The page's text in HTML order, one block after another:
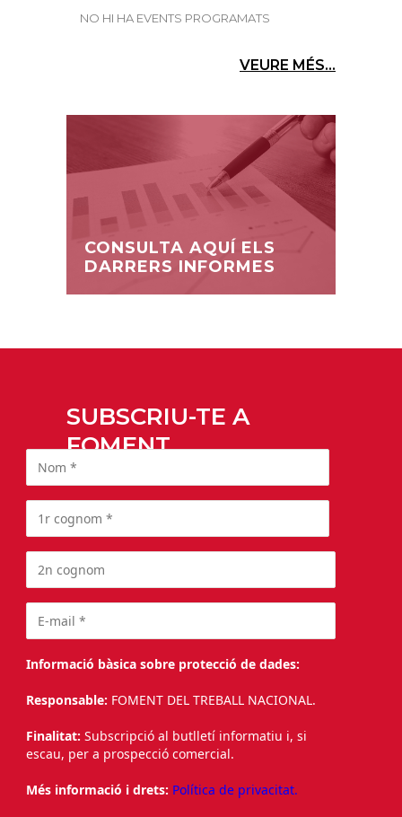
NO HI HA EVENTS PROGRAMATS
VEURE MÉS...
CONSULTA AQUÍ ELS
DARRERS INFORMES
SUBSCRIU-TE A
FOMENT
Informació bàsica sobre protecció de dades:
Responsable: FOMENT DEL TREBALL NACIONAL.
Finalitat: Subscripció al butlletí informatiu i, si
escau, per a prospecció comercial.
Més informació i drets: Política de privacitat.